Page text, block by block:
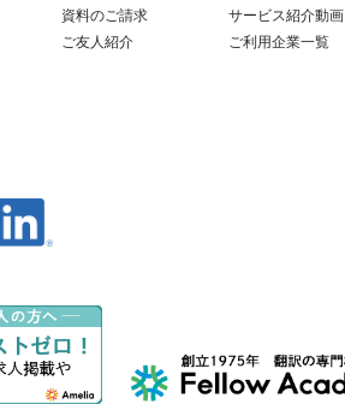
資料のご請求
ご友人紹介
サービス紹介動画
ご利用企業一覧